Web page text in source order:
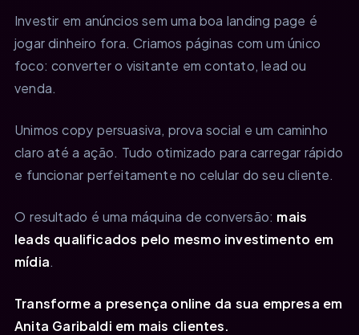
Investir em anúncios sem uma boa landing page é
jogar dinheiro fora. Criamos páginas com um único
foco: converter o visitante em contato, lead ou
venda.
Unimos copy persuasiva, prova social e um caminho
claro até a ação. Tudo otimizado para carregar rápido
e funcionar perfeitamente no celular do seu cliente.
O resultado é uma máquina de conversão: mais
leads qualificados pelo mesmo investimento em
mídia.
Transforme a presença online da sua empresa em
Anita Garibaldi em mais clientes.